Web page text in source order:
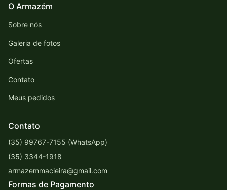
O Armazém
Sobre nós
Galeria de fotos
Ofertas
Contato
Meus pedidos
Contato
(35) 99767-7155 (WhatsApp)
(35) 3344-1918
armazemmacieira@gmail.com
Formas de Pagamento